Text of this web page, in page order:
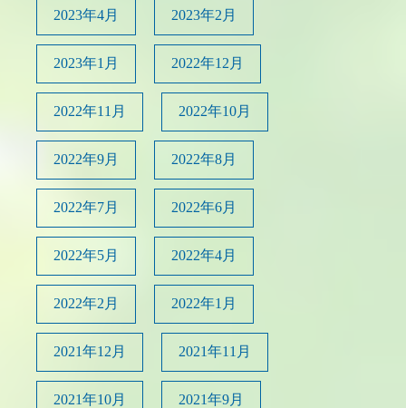
2023年4月 2023年2月
2023年1月 2022年12月
2022年11月 2022年10月
2022年9月 2022年8月
2022年7月 2022年6月
2022年5月 2022年4月
2022年2月 2022年1月
2021年12月 2021年11月
2021年10月 2021年9月